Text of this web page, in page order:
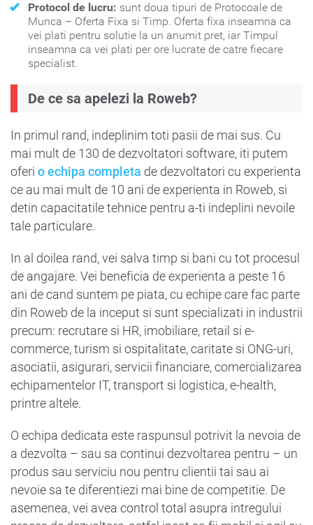
Protocol de lucru: sunt doua tipuri de Protocoale de
Munca – Oferta Fixa si Timp. Oferta fixa inseamna ca
vei plati pentru solutie la un anumit pret, iar Timpul
inseamna ca vei plati per ore lucrate de catre fiecare
specialist.
De ce sa apelezi la Roweb?
In primul rand, indeplinim toti pasii de mai sus. Cu
mai mult de 130 de dezvoltatori software, iti putem
oferi o echipa completa de dezvoltatori cu experienta
ce au mai mult de 10 ani de experienta in Roweb, si
detin capacitatile tehnice pentru a-ti indeplini nevoile
tale particulare.
In al doilea rand, vei salva timp si bani cu tot procesul
de angajare. Vei beneficia de experienta a peste 16
ani de cand suntem pe piata, cu echipe care fac parte
din Roweb de la inceput si sunt specializati in industrii
precum: recrutare si HR, imobiliare, retail si e-
commerce, turism si ospitalitate, caritate si ONG-uri,
asociatii, asigurari, servicii financiare, comercializarea
echipamentelor IT, transport si logistica, e-health,
printre altele.
O echipa dedicata este raspunsul potrivit la nevoia de
a dezvolta – sau sa continui dezvoltarea pentru – un
produs sau serviciu nou pentru clientii tai sau ai
nevoie sa te diferentiezi mai bine de competitie. De
asemenea, vei avea control total asupra intregului